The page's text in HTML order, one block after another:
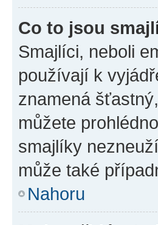
Co to jsou
Smajlíci, neboli
používají k
znamená
můžete
smajlíky
může také
Nahoru